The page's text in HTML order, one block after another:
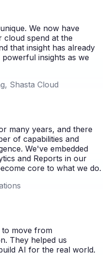
We now have
cloud spend at the
that insight has already
insights as we
Shasta Cloud
many years, and there
of capabilities and
We've embedded
and Reports in our
core to what we do.
to move from
They helped us
AI for the real world.